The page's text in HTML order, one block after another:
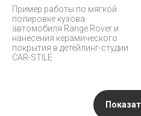
Пример работы по мягкой
полировке кузова
автомобиля Range Rover и
нанесения керамического
покрытия в детейлинг-студии
CAR-STILE